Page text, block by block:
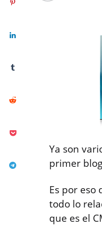
Ya son
primer
Es por eso
todo lo
que es el